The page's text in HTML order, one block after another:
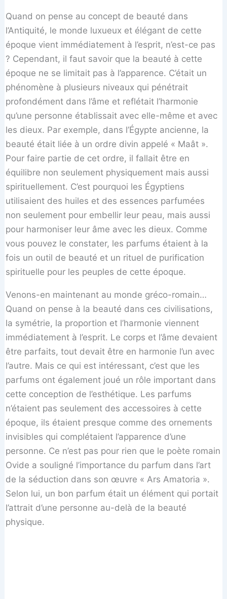
Quand on pense au concept de beauté dans
l’Antiquité, le monde luxueux et élégant de cette
époque vient immédiatement à l’esprit, n’est-ce pas
? Cependant, il faut savoir que la beauté à cette
époque ne se limitait pas à l’apparence. C’était un
phénomène à plusieurs niveaux qui pénétrait
profondément dans l’âme et reflétait l’harmonie
qu’une personne établissait avec elle-même et avec
les dieux. Par exemple, dans l’Égypte ancienne, la
beauté était liée à un ordre divin appelé « Maât ».
Pour faire partie de cet ordre, il fallait être en
équilibre non seulement physiquement mais aussi
spirituellement. C’est pourquoi les Égyptiens
utilisaient des huiles et des essences parfumées
non seulement pour embellir leur peau, mais aussi
pour harmoniser leur âme avec les dieux. Comme
vous pouvez le constater, les parfums étaient à la
fois un outil de beauté et un rituel de purification
spirituelle pour les peuples de cette époque.
Venons-en maintenant au monde gréco-romain…
Quand on pense à la beauté dans ces civilisations,
la symétrie, la proportion et l’harmonie viennent
immédiatement à l’esprit. Le corps et l’âme devaient
être parfaits, tout devait être en harmonie l’un avec
l’autre. Mais ce qui est intéressant, c’est que les
parfums ont également joué un rôle important dans
cette conception de l’esthétique. Les parfums
n’étaient pas seulement des accessoires à cette
époque, ils étaient presque comme des ornements
invisibles qui complétaient l’apparence d’une
personne. Ce n’est pas pour rien que le poète romain
Ovide a souligné l’importance du parfum dans l’art
de la séduction dans son œuvre « Ars Amatoria ».
Selon lui, un bon parfum était un élément qui portait
l’attrait d’une personne au-delà de la beauté
physique.